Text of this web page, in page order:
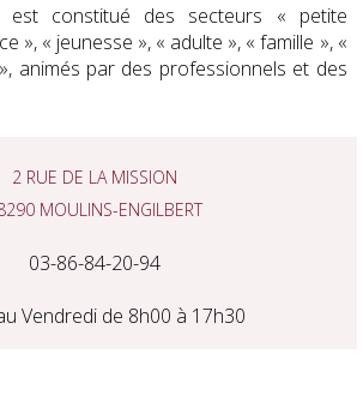
est constitué des secteurs « petite
», « jeunesse », « adulte », « famille », «
animés par des professionnels et des
2 Rue de la Mission
Moulins-Engilbert
03-86-84-20-94
Vendredi de 8h00 à 17h30